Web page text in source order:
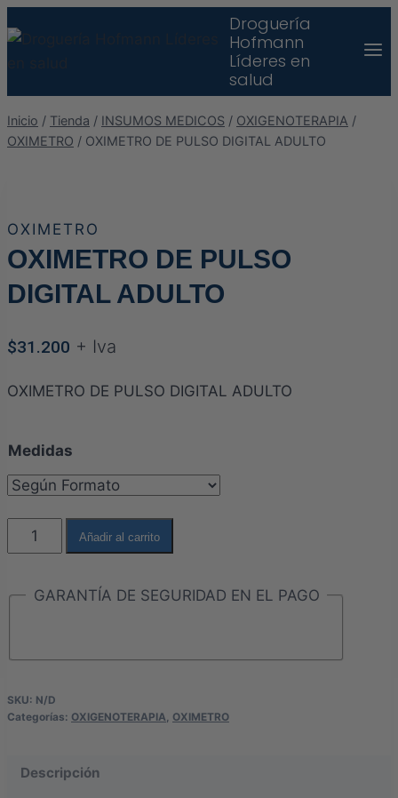
al
Droguería
Hofmann
Líderes en
salud
Inicio / Tienda / INSUMOS MEDICOS / OXIGENOTERAPIA /
OXIMETRO / OXIMETRO DE PULSO DIGITAL ADULTO
OXIMETRO
OXIMETRO DE PULSO
DIGITAL ADULTO
$31.200 + Iva
OXIMETRO DE PULSO DIGITAL ADULTO
Medidas
OXIMETRO
DE
DIGITAL
Añadir al carrito
GARANTÍA DE SEGURIDAD EN EL PAGO
SKU: N/D
Categorías: OXIGENOTERAPIA OXIMETRO
Descripción